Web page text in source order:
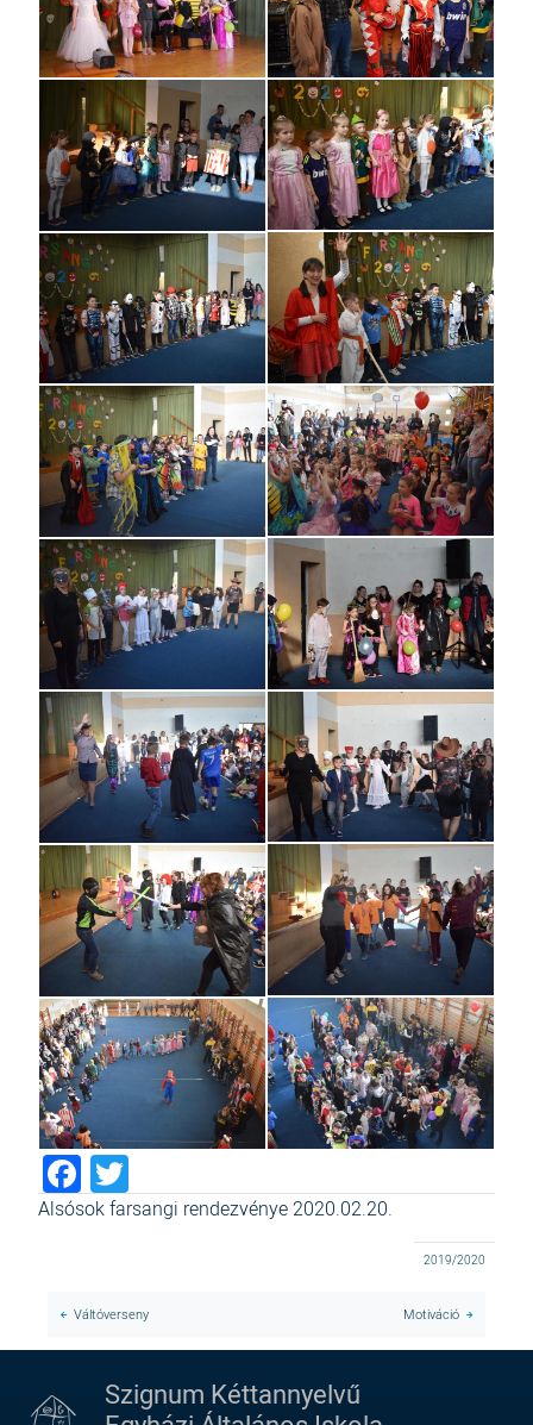
Facebook
Alsósok farsangi rendezvénye 2020.02.20.
2019/2020
Váltóverseny Motiváció
Szignum Kéttannyelvű